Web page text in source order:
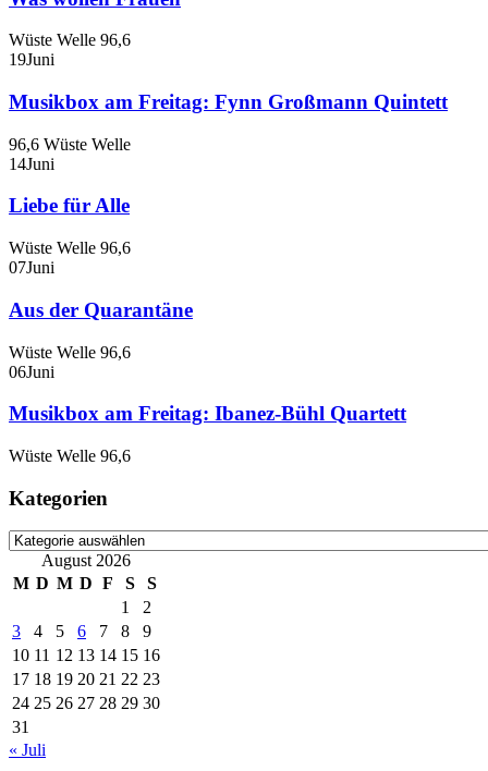
Wüste Welle 96,6
19Juni
Musikbox am Freitag: Fynn Großmann Quintett
96,6 Wüste Welle
14Juni
Liebe für Alle
Wüste Welle 96,6
07Juni
Aus der Quarantäne
Wüste Welle 96,6
06Juni
Musikbox am Freitag: Ibanez-Bühl Quartett
Wüste Welle 96,6
Kategorien
Kategorien
August 2026
M D M D F S
S
1
2
3
4 5 6 7 8
9
10 11 12 13 14 15 16
17 18 19 20 21 22 23
24 25 26 27 28 29 30
31
« Juli